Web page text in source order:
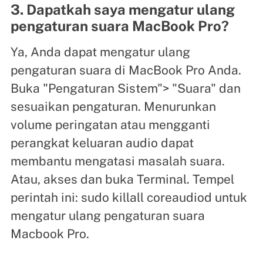
3. Dapatkah saya mengatur ulang
pengaturan suara MacBook Pro?
Ya, Anda dapat mengatur ulang
pengaturan suara di MacBook Pro Anda.
Buka "Pengaturan Sistem"> "Suara" dan
sesuaikan pengaturan. Menurunkan
volume peringatan atau mengganti
perangkat keluaran audio dapat
membantu mengatasi masalah suara.
Atau, akses dan buka Terminal. Tempel
perintah ini: sudo killall coreaudiod untuk
mengatur ulang pengaturan suara
Macbook Pro.